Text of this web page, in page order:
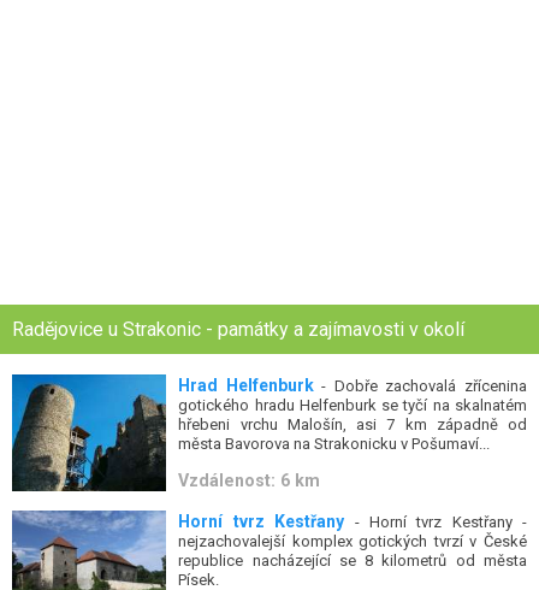
Radějovice u Strakonic - památky a zajímavosti v okolí
Hrad Helfenburk- Dobře zachovalá zřícenina
gotického hradu Helfenburk se tyčí na skalnatém
hřebeni vrchu Malošín, asi 7 km západně od
města Bavorova na Strakonicku v Pošumaví...
Vzdálenost: 6 km
Horní tvrz Kestřany - Horní tvrz Kestřany -
nejzachovalejší komplex gotických tvrzí v České
republice nacházející se 8 kilometrů od města
Písek.